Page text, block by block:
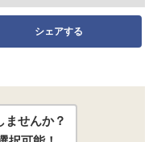
シェアする
ませんか？